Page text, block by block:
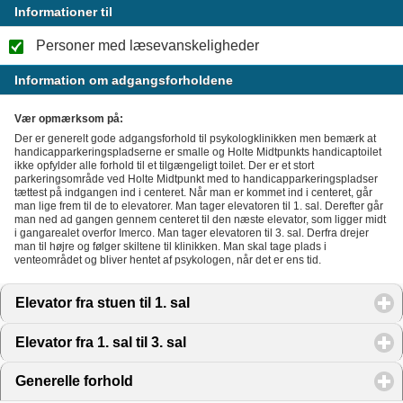
Informationer til
Personer med læsevanskeligheder
Information om adgangsforholdene
Vær opmærksom på:
Der er generelt gode adgangsforhold til psykologklinikken men bemærk at
handicapparkeringspladserne er smalle og Holte Midtpunkts handicaptoilet
ikke opfylder alle forhold til et tilgængeligt toilet. Der er et stort
parkeringsområde ved Holte Midtpunkt med to handicapparkeringspladser
tættest på indgangen ind i centeret. Når man er kommet ind i centeret, går
man lige frem til de to elevatorer. Man tager elevatoren til 1. sal. Derefter går
man ned ad gangen gennem centeret til den næste elevator, som ligger midt
i gangarealet overfor Imerco. Man tager elevatoren til 3. sal. Derfra drejer
man til højre og følger skiltene til klinikken. Man skal tage plads i
venteområdet og bliver hentet af psykologen, når det er ens tid.
Elevator fra stuen til 1. sal
Elevator fra 1. sal til 3. sal
Generelle forhold